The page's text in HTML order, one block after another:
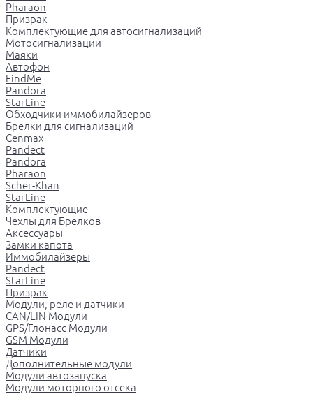
Pharaon
Призрак
Комплектующие для автосигнализаций
Мотосигнализации
Маяки
Автофон
FindMe
Pandora
StarLine
Обходчики иммобилайзеров
Брелки для сигнализаций
Cenmax
Pandect
Pandora
Pharaon
Scher-Khan
StarLine
Комплектующие
Чехлы для Брелков
Аксессуары
Замки капота
Иммобилайзеры
Pandect
StarLine
Призрак
Модули, реле и датчики
CAN/LIN Модули
GPS/Глонасс Модули
GSM Модули
Датчики
Дополнительные модули
Модули автозапуска
Модули моторного отсека